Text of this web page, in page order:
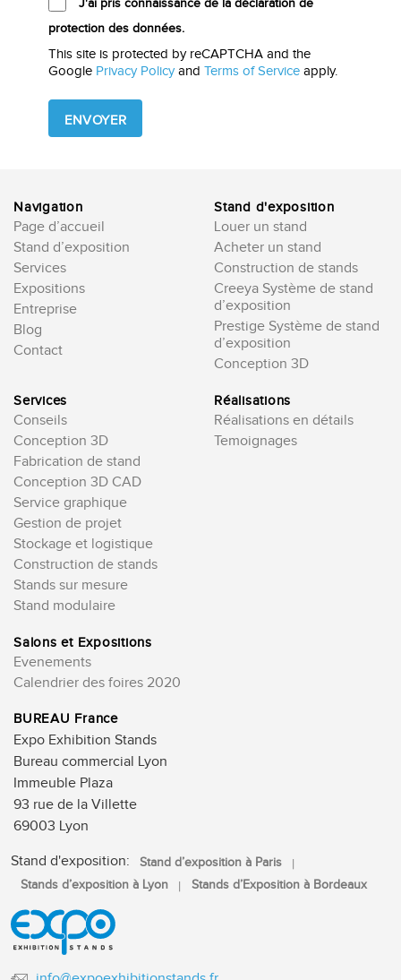
J'ai pris connaissance de la déclaration de
protection des données.
This site is protected by reCAPTCHA and the
Google Privacy Policyand Terms of Service apply.
leave
this
field
Navigation
Page d’accueil
Stand d’exposition
Services
Expositions
Entreprise
Blog
Contact
Stand d'exposition
Louer un stand
Acheter un stand
Construction de stands
Creeya Système de stand
d’exposition
Prestige Système de stand
d’exposition
Conception 3D
Services
Conseils
Conception 3D
Fabrication de stand
Conception 3D CAD
Service graphique
Gestion de projet
Stockage et logistique
Construction de stands
Stands sur mesure
Stand modulaire
Réalisations
Réalisations en détails
Temoignages
Salons et Expositions
Evenements
Calendrier des foires 2020
BUREAU France
Expo Exhibition Stands
Bureau commercial Lyon
Immeuble Plaza
93 rue de la Villette
69003 Lyon
Stand d'exposition:
Stand d’exposition à Paris
Stands d’exposition à Lyon
Stands d’Exposition à Bordeaux